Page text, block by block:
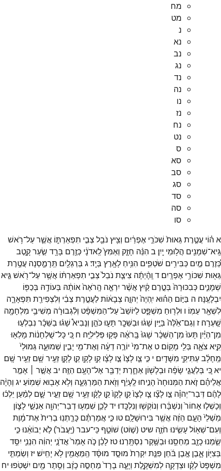
מח
מט
נ
נא
נב
נג
נד
נה
נו
נז
נח
נט
ס
סא
סב
סג
סד
סה
סו
א ה֗וֹי עֲטֶ֤רֶתגֵּאוּת֙ שִׁכֹּרֵ֣י אֶפְרַ֔יִם וְצִ֥יץ נֹבֵ֖ל צְבִ֣י תִפְאַרְתּ֑וֹ אֲשֶׁ֛רעַל־רֹ֥אשׁ
גֵּֽיא־שְׁמָנִ֖ים הֲל֥וּמֵי יָֽיִן׃ ב הִנֵּ֨ה חָזָ֤ק וְאַמִּץ֙לַֽאדֹנָ֔י כְּזֶ֥רֶם בָּרָ֖ד שַׂ֣עַרקָ֑טֶב
כְּ֠זֶרֶם מַ֣יִם כַּבִּירִ֥ים שֹׁטְפִ֛ים הִנִּ֥יחַ לָאָ֖רֶץ בְּיָֽד׃ג בְּרַגְלַ֖יִם תֵּֽרָמַ֑סְנָה עֲטֶ֥רֶת
גֵּא֖וּת שִׁכּוֹרֵ֥י אֶפְרָֽיִם׃ ד וְֽהָ֨יְתָ֜ה צִיצַ֤ת נֹבֵל֙ צְבִ֣י תִפְאַרְתּ֔וֹ אֲשֶׁ֥רעַל־רֹ֖אשׁגֵּ֣יא
שְׁמָנִ֑ים כְּבִכּוּרָהּ֙ בְּטֶ֣רֶם קַ֔יִץאֲשֶׁ֨ר יִרְאֶ֤ה הָֽרֹאֶה֙אוֹתָ֔הּ בְּעוֹדָ֥הּ בְּכַפּ֖וֹ
יִבְלָעֶֽנָּה׃ ה בַּיּ֣וֹם הַה֗וּא יִֽהְיֶה֙ יְהוָ֣ה צְבָא֔וֹתלַעֲטֶ֣רֶת צְבִ֔י וְלִצְפִירַ֖ת תִּפְאָרָ֑ה
לִשְׁאָ֖רעַמּֽוֹ׃ ו וּלְר֖וּחַ מִשְׁפָּ֑ט לַיּוֹשֵׁב֙עַל־הַמִּשְׁפָּ֔ט וְלִ֨גְבוּרָ֔ה מְשִׁיבֵ֥י מִלְחָמָ֖ה
שָֽׁעְרָה׃ ז וְגַם־אֵ֙לֶּה֙ בַּיַּ֣יִן שָׁג֔וּ וּבַשֵּׁכָ֖ר תָּע֑וּכֹּהֵ֣ן וְנָבִיא֩ שָׁג֨וּ בַשֵּׁכָ֜ר נִבְלְע֣וּ
מִן־הַיַּ֗יִן תָּעוּ֙ מִן־הַשֵּׁכָ֔ר שָׁגוּ֙ בָּֽרֹאֶ֔ה פָּק֖וּ פְּלִילִיָּֽה׃ ח כִּ֚י כָּל־שֻׁלְחָנ֔וֹת מָלְא֖וּ
קִ֣יא צֹאָ֑ה בְּלִ֖י מָקֽוֹם׃ ט אֶת־מִי֙ יוֹרֶ֣ה דֵעָ֔ה וְאֶת־מִ֖י יָבִ֣ין שְׁמוּעָ֑ה גְּמוּלֵי֙
מֵֽחָלָ֔בעַתִּיקֵ֖י מִשָּׁדָֽיִם׃ י כִּ֣י צַ֤ו לָצָו֙ צַ֣ו לָצָ֔ו קַ֥ו לָקָ֖ו קַ֣ו לָקָ֑ו זְעֵ֥יר שָׁ֖ם זְעֵ֥יר שָֽׁם׃
יאכִּ֚י בְּלַעֲגֵ֣י שָׂפָ֔ה וּבְלָשׁ֖וֹן אַחֶ֑רֶת יְדַבֵּ֖ראֶל־הָעָ֥ם הַזֶּֽה׃ יבאֲשֶׁ֣ר ׀
אָמַ֣ר
אֲלֵיהֶ֗ם זֹ֤את הַמְּנוּחָה֙ הָנִ֣יחוּלֶֽעָיֵ֔ף וְזֹ֖את הַמַּרְגֵּעָ֑ה וְלֹ֥אאָב֖וּא שְׁמֽוֹעַ׃ יג וְהָיָ֨ה
לָהֶ֜ם דְּבַר־יְהוָ֗ה צַ֣ו לָצָ֞ו צַ֤ו לָצָו֙קַ֤ו לָקָו֙קַ֣ו לָקָ֔ו זְעֵ֥יר שָׁ֖ם זְעֵ֣יר שָׁ֑ם לְמַ֨עַן יֵלְכ֜וּ
וְכָשְׁל֤וּאָחוֹר֙ וְנִשְׁבָּ֔רוּ וְנוֹקְשׁ֖וּ וְנִלְכָּֽדוּ׃ ידלָכֵ֛ן שִׁמְע֥וּדְבַר־יְהוָ֖ה אַנְשֵׁ֣י לָצ֑וֹן
מֹֽשְׁלֵי֙ הָעָ֣ם הַזֶּ֔ה אֲשֶׁ֖ר בִּירוּשָׁלִָֽם׃ טו כִּ֣י אֲמַרְתֶּ֗ם כָּרַ֤תְנֽוּ בְרִית֙אֶת־מָ֔וֶת
וְעִם־שְׁא֖וֹלעָשִׂ֣ינוּ חֹזֶ֑ה שיט (שׁ֣וֹט) שׁוֹטֵ֤ף כִּֽי־עבר(יַֽעֲבֹר֙)לֹ֣א יְבוֹאֵ֔נוּכִּ֣י
שַׂ֧מְנוּכָזָ֛ב מַחְסֵ֖נוּ וּבַשֶּׁ֥קֶר נִסְתָּֽרְנוּ׃טזלָכֵ֗ן כֹּ֤ה אָמַר֙אֲדֹנָ֣י יְהוִ֔ה הִנְנִ֛י יִסַּ֥ד
בְּצִיּ֖וֹן אָ֑בֶן אֶ֣בֶן בֹּ֜חַן פִּנַּ֤ת יִקְרַת֙ מוּסָ֣ד מוּסָּ֔ד הַֽמַּאֲמִ֖ין לֹ֥א יָחִֽישׁ׃ יז וְשַׂמְתִּ֤י
מִשְׁפָּט֙לְקָ֔ו וּצְדָקָ֖ה לְמִשְׁקָ֑לֶת וְיָעָ֤ה בָרָד֙ מַחְסֵ֣ה כָזָ֔ב וְסֵ֥תֶר מַ֖יִם יִשְׁטֹֽפוּ׃ יח